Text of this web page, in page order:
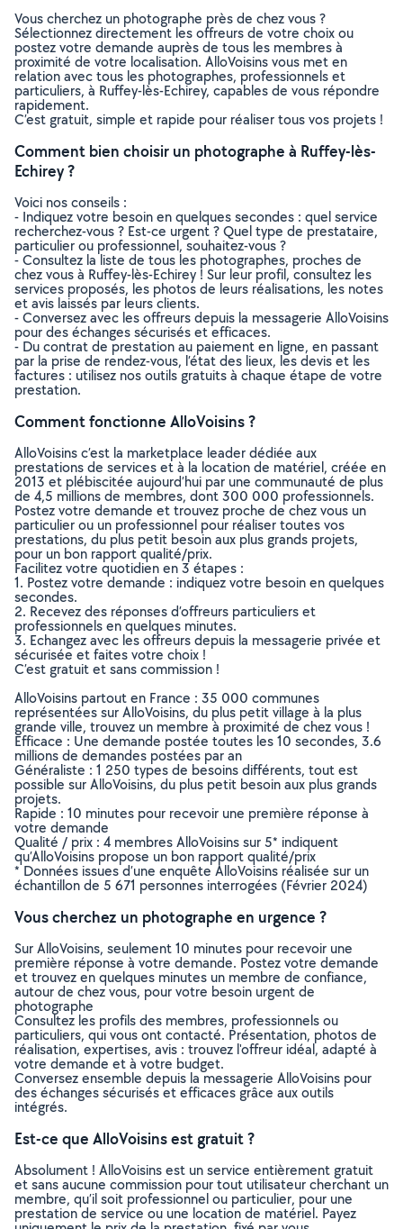
Vous cherchez un photographe près de chez vous ?
Sélectionnez directement les offreurs de votre choix ou
postez votre demande auprès de tous les membres à
proximité de votre localisation. AlloVoisins vous met en
relation avec tous les photographes, professionnels et
particuliers, à Ruffey-lès-Echirey, capables de vous répondre
rapidement.
C’est gratuit, simple et rapide pour réaliser tous vos projets !
Comment bien choisir un photographe à Ruffey-lès-
Echirey ?
Voici nos conseils :
- Indiquez votre besoin en quelques secondes : quel service
recherchez-vous ? Est-ce urgent ? Quel type de prestataire,
particulier ou professionnel, souhaitez-vous ?
- Consultez la liste de tous les photographes, proches de
chez vous à Ruffey-lès-Echirey ! Sur leur profil, consultez les
services proposés, les photos de leurs réalisations, les notes
et avis laissés par leurs clients.
- Conversez avec les offreurs depuis la messagerie AlloVoisins
pour des échanges sécurisés et efficaces.
- Du contrat de prestation au paiement en ligne, en passant
par la prise de rendez-vous, l’état des lieux, les devis et les
factures : utilisez nos outils gratuits à chaque étape de votre
prestation.
Comment fonctionne AlloVoisins ?
AlloVoisins c’est la marketplace leader dédiée aux
prestations de services et à la location de matériel, créée en
2013 et plébiscitée aujourd’hui par une communauté de plus
de 4,5 millions de membres, dont 300 000 professionnels.
Postez votre demande et trouvez proche de chez vous un
particulier ou un professionnel pour réaliser toutes vos
prestations, du plus petit besoin aux plus grands projets,
pour un bon rapport qualité/prix.
Facilitez votre quotidien en 3 étapes :
1. Postez votre demande : indiquez votre besoin en quelques
secondes.
2. Recevez des réponses d’offreurs particuliers et
professionnels en quelques minutes.
3. Echangez avec les offreurs depuis la messagerie privée et
sécurisée et faites votre choix !
C’est gratuit et sans commission !
AlloVoisins partout en France : 35 000 communes
représentées sur AlloVoisins, du plus petit village à la plus
grande ville, trouvez un membre à proximité de chez vous !
Efficace : Une demande postée toutes les 10 secondes, 3.6
millions de demandes postées par an
Généraliste : 1 250 types de besoins différents, tout est
possible sur AlloVoisins, du plus petit besoin aux plus grands
projets.
Rapide : 10 minutes pour recevoir une première réponse à
votre demande
Qualité / prix : 4 membres AlloVoisins sur 5* indiquent
qu’AlloVoisins propose un bon rapport qualité/prix
* Données issues d’une enquête AlloVoisins réalisée sur un
échantillon de 5 671 personnes interrogées (Février 2024)
Vous cherchez un photographe en urgence ?
Sur AlloVoisins, seulement 10 minutes pour recevoir une
première réponse à votre demande. Postez votre demande
et trouvez en quelques minutes un membre de confiance,
autour de chez vous, pour votre besoin urgent de
photographe
Consultez les profils des membres, professionnels ou
particuliers, qui vous ont contacté. Présentation, photos de
réalisation, expertises, avis : trouvez l'offreur idéal, adapté à
votre demande et à votre budget.
Conversez ensemble depuis la messagerie AlloVoisins pour
des échanges sécurisés et efficaces grâce aux outils
intégrés.
Est-ce que AlloVoisins est gratuit ?
Absolument ! AlloVoisins est un service entièrement gratuit
et sans aucune commission pour tout utilisateur cherchant un
membre, qu’il soit professionnel ou particulier, pour une
prestation de service ou une location de matériel. Payez